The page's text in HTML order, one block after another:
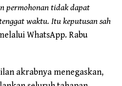
permohonan tidak dapat
waktu. Itu keputusan sah
WhatsApp. Rabu
akrabnya menegaskan,